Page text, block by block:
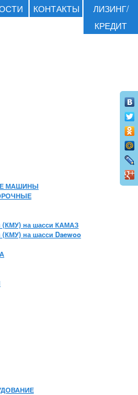
КОНТАКТЫ
ЛИЗИНГ/
КРЕДИТ
МАШИНЫ
(КМУ) на шасси КАМАЗ
на шасси Daewoo